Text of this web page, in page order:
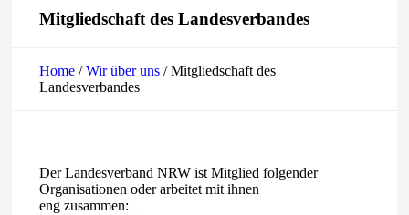
Mitgliedschaft des Landesverbandes
Home /Wir über uns /Mitgliedschaft des
Landesverbandes
Der Landesverband NRW ist Mitglied folgender
Organisationen oder arbeitet mit ihnen
eng zusammen: